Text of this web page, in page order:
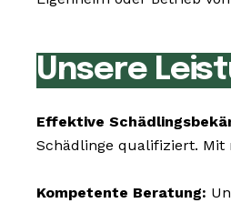
Unsere
Effektive
Schädlinge qualifiziert.
Kompetente Beratung: